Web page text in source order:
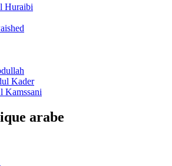
Huraibi
Kader
Kamssani
arabe